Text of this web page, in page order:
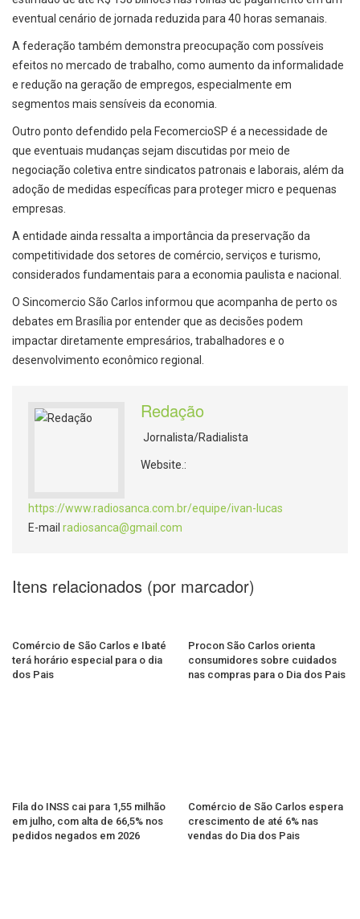
eventual cenário de jornada reduzida para 40 horas semanais.
A federação também demonstra preocupação com possíveis
efeitos no mercado de trabalho, como aumento da informalidade
e redução na geração de empregos, especialmente em
segmentos mais sensíveis da economia.
Outro ponto defendido pela FecomercioSP é a necessidade de
que eventuais mudanças sejam discutidas por meio de
negociação coletiva entre sindicatos patronais e laborais, além da
adoção de medidas específicas para proteger micro e pequenas
empresas.
A entidade ainda ressalta a importância da preservação da
competitividade dos setores de comércio, serviços e turismo,
considerados fundamentais para a economia paulista e nacional.
O Sincomercio São Carlos informou que acompanha de perto os
debates em Brasília por entender que as decisões podem
impactar diretamente empresários, trabalhadores e o
desenvolvimento econômico regional.
Redação
Jornalista/Radialista
Website.:
https://www.radiosanca.com.br/equipe/ivan-lucas
E-mail radiosanca@gmail.com
Itens relacionados (por marcador)
Comércio de São Carlos e Ibaté
terá horário especial para o dia
dos Pais
Procon São Carlos orienta
consumidores sobre cuidados
nas compras para o Dia dos Pais
Fila do INSS cai para 1,55 milhão
em julho, com alta de 66,5% nos
pedidos negados em 2026
Comércio de São Carlos espera
crescimento de até 6% nas
vendas do Dia dos Pais